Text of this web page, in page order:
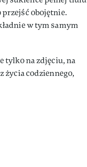
przejść obojętnie.
w tym samym
tylko na zdjęciu, na
życia codziennego,